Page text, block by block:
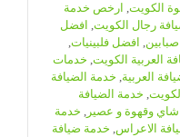
الكويت, ارخص خدمة
رجال الكويت, افضل
, افضل فلبينيات,
العربية الكويت, خدمات
العربية, خدمة الضيافة
, خدمة الضيافة
وقهوة و عصير , خدمة
الاعراس, خدمة ضيافة